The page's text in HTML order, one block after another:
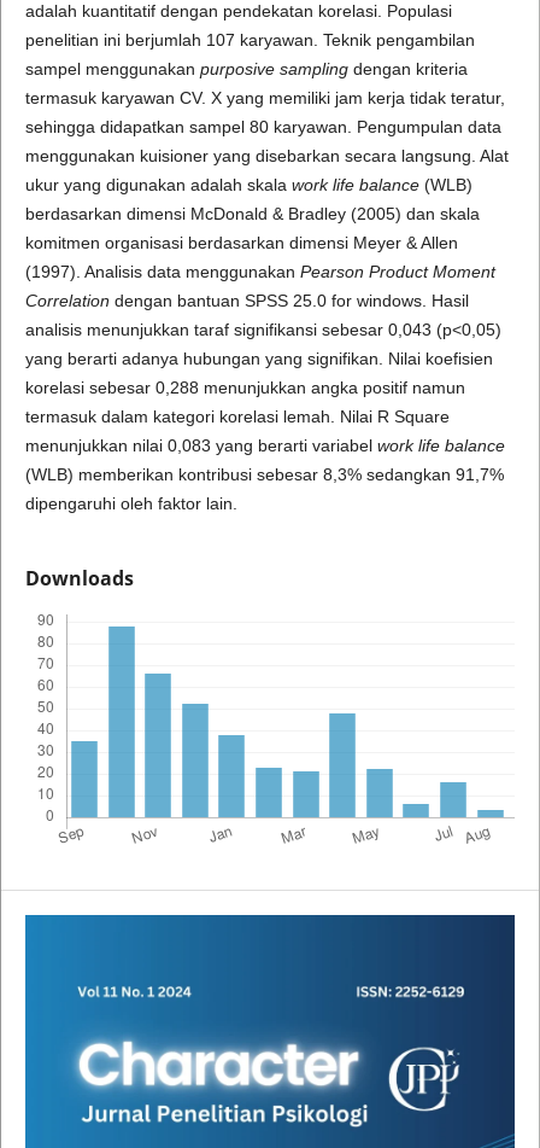
adalah kuantitatif dengan pendekatan korelasi. Populasi
penelitian ini berjumlah 107 karyawan. Teknik pengambilan
sampel menggunakan purposive samplingdengan kriteria
termasuk karyawan CV. X yang memiliki jam kerja tidak teratur,
sehingga didapatkan sampel 80 karyawan. Pengumpulan data
menggunakan kuisioner yang disebarkan secara langsung. Alat
ukur yang digunakan adalah skala work life balance (WLB)
berdasarkan dimensi McDonald & Bradley (2005) dan skala
komitmen organisasi berdasarkan dimensi Meyer & Allen
(1997). Analisis data menggunakan Pearson Product Moment
Correlation dengan bantuan SPSS 25.0 for windows. Hasil
analisis menunjukkan taraf signifikansi sebesar 0,043 (p<0,05)
yang berarti adanya hubungan yang signifikan. Nilai koefisien
korelasi sebesar 0,288 menunjukkan angka positif namun
termasuk dalam kategori korelasi lemah. Nilai R Square
menunjukkan nilai 0,083 yang berarti variabel work life balance
(WLB) memberikan kontribusi sebesar 8,3% sedangkan 91,7%
dipengaruhi oleh faktor lain.
Downloads